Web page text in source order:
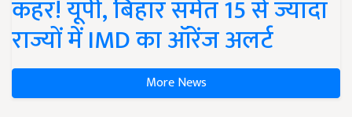
कहर! यूपी, बिहार समेत 15 से ज्यादा
राज्यों में IMD का ऑरेंज अलर्ट
More News